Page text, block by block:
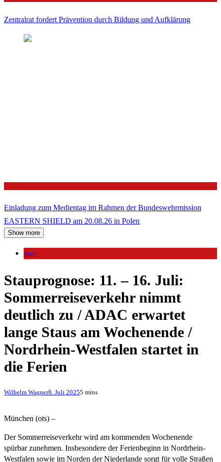
Zentralrat fordert Prävention durch Bildung und Aufklärung
Einladung zum Medientag im Rahmen der Bundeswehrmission
EASTERN SHIELD am 20.08.26 in Polen
Show more
Auto
Stauprognose: 11. – 16. Juli:
Sommerreiseverkehr nimmt
deutlich zu / ADAC erwartet
lange Staus am Wochenende /
Nordrhein-Westfalen startet in
die Ferien
Wilhelm Wagner8. Juli 20255 mins
München (ots) –
Der Sommerreiseverkehr wird am kommenden Wochenende
spürbar zunehmen. Insbesondere der Ferienbeginn in Nordrhein-
Westfalen sowie im Norden der Niederlande sorgt für volle Straßen